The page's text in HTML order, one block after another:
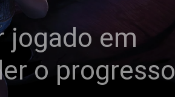
jogado em
o progresso